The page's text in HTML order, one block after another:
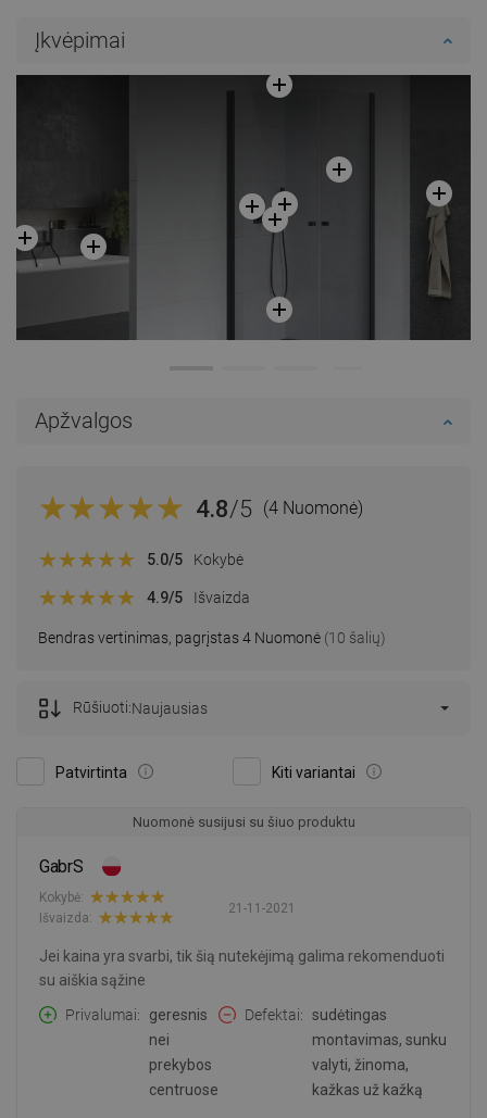
Įkvėpimai
Apžvalgos
4.8/5 (4 Nuomonė)
Bendras vertinimas, pagrįstas 4 Nuomonė (10 šalių)
5.0/5 Kokybė
4.9/5 Išvaizda
Patvirtinta Kiti variantai
Rūšiuoti:Naujausias
Nuomonė susijusi su šiuo produktu
GabrS
21-11-2021
Kokybė:
Išvaizda:
Jei kaina yra svarbi, tik šią nutekėjimą galima rekomenduoti
su aiškia sąžine
Privalumai
geresnis
nei
prekybos
centruose
Defektai
sudėtingas
montavimas, sunku
valyti, žinoma,
kažkas už kažką